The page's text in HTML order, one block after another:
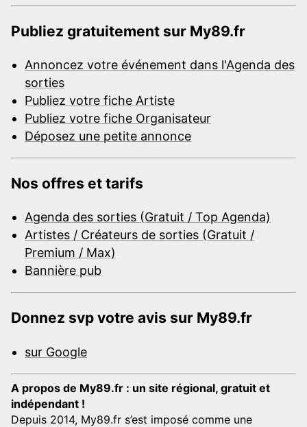
Publiez gratuitement sur My89.fr
Annoncez votre événement dans l'Agenda des
sorties
Publiez votre fiche Artiste
Publiez votre fiche Organisateur
Déposez une petite annonce
Nos offres et tarifs
Agenda des sorties (Gratuit / Top Agenda)
Artistes / Créateurs de sorties (Gratuit /
Premium / Max)
Bannière pub
Donnez svp votre avis sur My89.fr
sur Google
A propos de My89.fr : un site régional, gratuit et
indépendant !
Depuis 2014, My89.fr s’est imposé comme une